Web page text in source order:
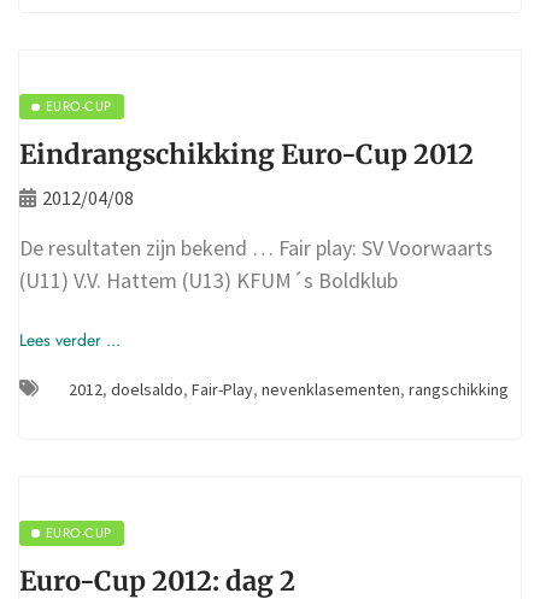
EURO-CUP
Eindrangschikking Euro-Cup 2012
2012/04/08
De resultaten zijn bekend … Fair play: SV Voorwaarts
(U11) V.V. Hattem (U13) KFUM´s Boldklub
Lees verder ...
2012, doelsaldo, Fair-Play, nevenklasementen, rangschikking
EURO-CUP
Euro-Cup 2012: dag 2